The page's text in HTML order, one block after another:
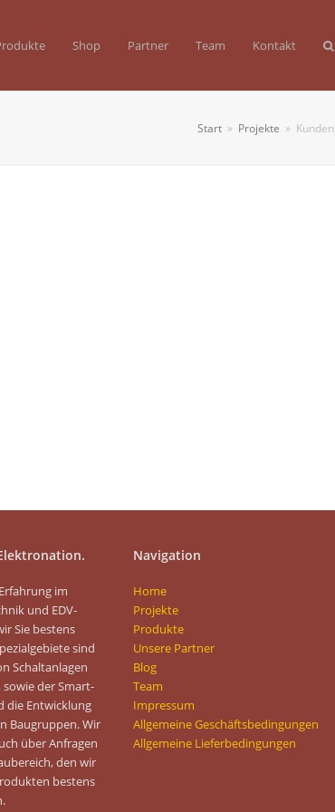
Shop Partner Team Kontakt
Start » Projekte » Kunden
im
und EDV-
Sie bestens
sind
Schaltanlagen
der Smart-
die Entwicklung
Baugruppen. Wir
über Anfragen
den wir
bestens
Navigation
Home
Projekte
Produkte
Unsere Partner
Blog
Team
Impressum
Allgemeine Geschäftsbedingungen
Allgemeine Lieferbedingungen